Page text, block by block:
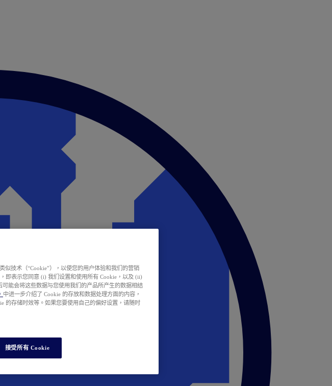
似技术（“Cookie”），以使您的用户体验和我们的营销
，即表示您同意 (i) 我们设置和使用所有 Cookie，以及 (ii)
能会将这些数据与您使用我们的产品所产生的数据相结
中进一步介绍了 Cookie 的存放和数据处理方面的内容，
的存储时效等。如果您要使用自己的偏好设置，请随时
接受所有 Cookie